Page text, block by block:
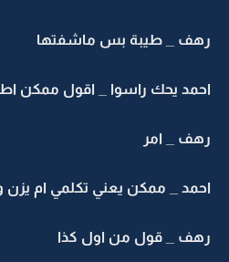
_ طيبة بس ماشفتها
يحك راسوا _ اقول ممكن
_ امر
_ ممكن يعني تكلمي ام يزن
_ قول من اول كذا